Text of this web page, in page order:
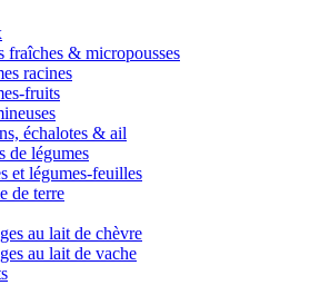
fraîches & micropousses
racines
fruits
échalotes & ail
de légumes
et légumes-feuilles
de terre
au lait de chèvre
au lait de vache